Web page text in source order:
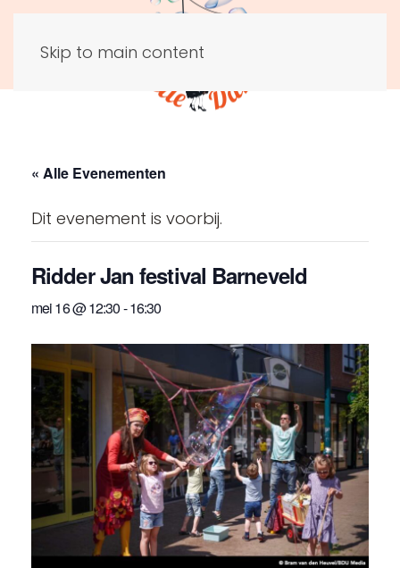
Skip to main content
« Alle Evenementen
Dit evenement is voorbij.
Ridder Jan festival Barneveld
mei 16 @ 12:30-16:30